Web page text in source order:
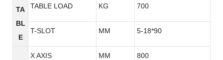
TA
BL
E
TABLE LOAD KG 700
T-SLOT MM 5-18*90
X AXIS MM 800